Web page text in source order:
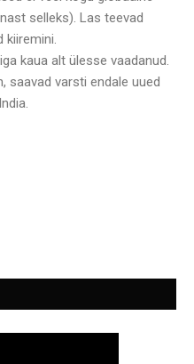
selleks). Las teevad
kiiremini.
kaua alt ülesse vaadanud.
saavad varsti endale uued